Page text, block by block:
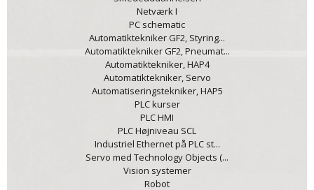
Netværk I
PC schematic
Automatiktekniker GF2, Styring...
Automatiktekniker GF2, Pneumat...
Automatiktekniker, HAP4
Automatiktekniker, Servo
Automatiseringstekniker, HAP5
PLC kurser
PLC HMI
PLC Højniveau SCL
Industriel Ethernet på PLC st...
Servo med Technology Objects (...
Vision systemer
Robot